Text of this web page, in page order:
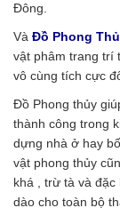
Đông.
Và Đồ Phong
vật phâm trang trí
vô cùng tích cực
Đồ Phong thủy
thành công trong
dựng nhà ở hay
vật phong thủy
khá , trừ tà và
dào cho toàn bộ